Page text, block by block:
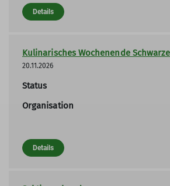
Details
Kulinarisches Wochenende
20.11.2026
Status
Organisation
Details